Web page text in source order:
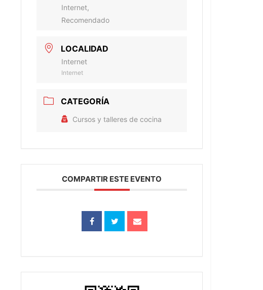
Internet,
Recomendado
LOCALIDAD
Internet
Internet
CATEGORÍA
Cursos y talleres de cocina
COMPARTIR ESTE EVENTO